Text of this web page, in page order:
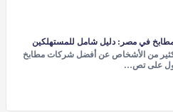
في مصر: دليل شامل للمستهلكين
من الأشخاص عن أفضل شركات مطابخ
على تص…